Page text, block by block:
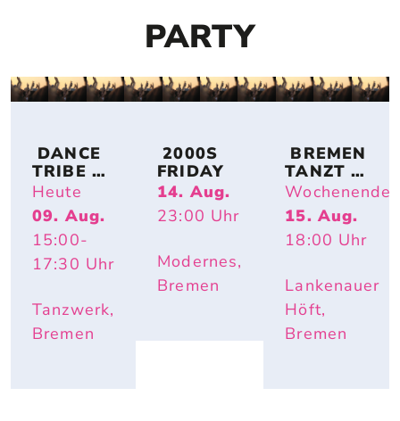
PARTY
DANCE
TRIBE
BREMEN
Heute
09. Aug.
15:00-
17:30 Uhr
Tanzwerk,
Bremen
2000S
FRIDAY
14. Aug.
23:00 Uhr
Modernes,
Bremen
BREMEN
TANZT
OPEN AIR
Wochenende
15. Aug.
18:00 Uhr
Lankenauer
Höft,
Bremen